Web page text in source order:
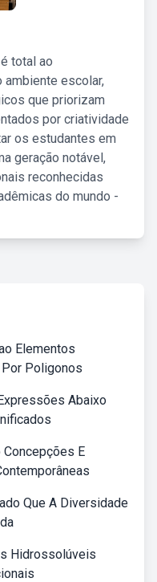
total ao
escolar,
que priorizam
por criatividade
os estudantes em
geração notável,
reconhecidas
do mundo -
Elementos
Poligonos
Abaixo
Concepções E
Que A Diversidade
Hidrossolúveis